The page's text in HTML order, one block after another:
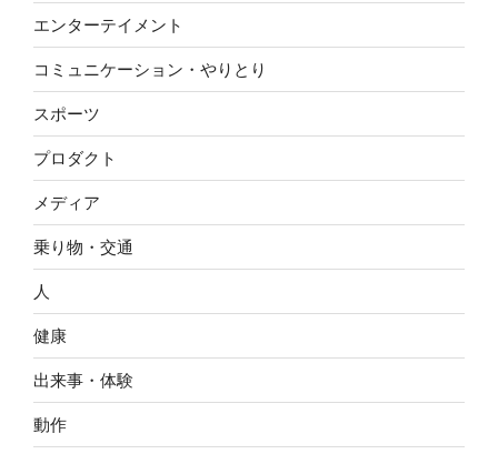
エンターテイメント
コミュニケーション・やりとり
スポーツ
プロダクト
メディア
乗り物・交通
人
健康
出来事・体験
動作